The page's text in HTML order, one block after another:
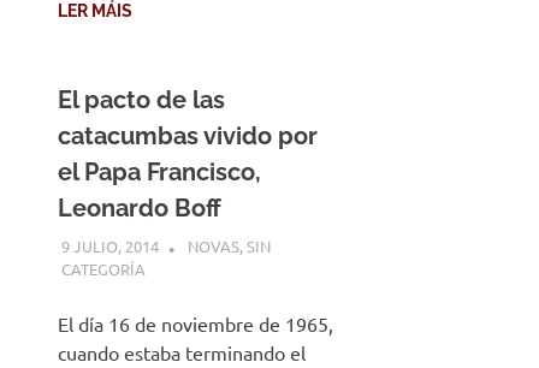
LER MÁIS
El pacto de las
catacumbas vivido por
el Papa Francisco,
Leonardo Boff
9 JULIO, 2014 DESARROLLO
NOVAS,SIN
CATEGORÍA
El día 16 de noviembre de 1965,
cuando estaba terminando el